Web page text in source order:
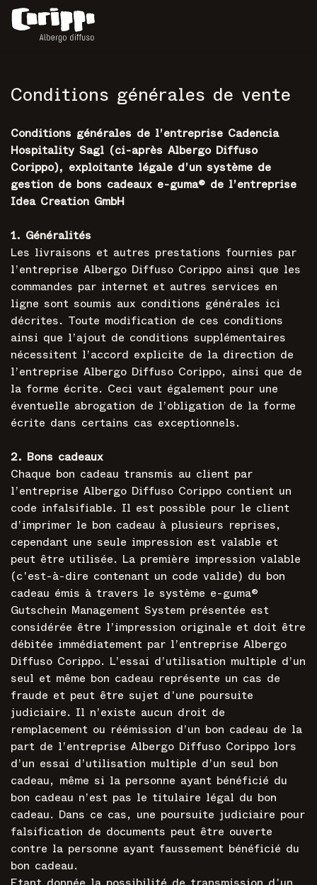
Conditions générales de vente
Conditions générales de l’entreprise Cadencia
Hospitality Sagl (ci-après Albergo Diffuso
Corippo), exploitante légale d’un système de
gestion de bons cadeaux e-guma® de l’entreprise
Idea Creation GmbH
1. Généralités
Les livraisons et autres prestations fournies par
l’entreprise Albergo Diffuso Corippo ainsi que les
commandes par internet et autres services en
ligne sont soumis aux conditions générales ici
décrites. Toute modification de ces conditions
ainsi que l’ajout de conditions supplémentaires
nécessitent l’accord explicite de la direction de
l’entreprise Albergo Diffuso Corippo, ainsi que de
la forme écrite. Ceci vaut également pour une
éventuelle abrogation de l’obligation de la forme
écrite dans certains cas exceptionnels.
2. Bons cadeaux
Chaque bon cadeau transmis au client par
l’entreprise Albergo Diffuso Corippo contient un
code infalsifiable. Il est possible pour le client
d’imprimer le bon cadeau à plusieurs reprises,
cependant une seule impression est valable et
peut être utilisée. La première impression valable
(c'est-à-dire contenant un code valide) du bon
cadeau émis à travers le système e-guma®
Gutschein Management System présentée est
considérée être l’impression originale et doit être
débitée immédiatement par l’entreprise Albergo
Diffuso Corippo. L’essai d’utilisation multiple d’un
seul et même bon cadeau représente un cas de
fraude et peut être sujet d'une poursuite
judiciaire. Il n’existe aucun droit de
remplacement ou réémission d’un bon cadeau de la
part de l’entreprise Albergo Diffuso Corippo lors
d’un essai d’utilisation multiple d’un seul bon
cadeau, même si la personne ayant bénéficié du
bon cadeau n’est pas le titulaire légal du bon
cadeau. Dans ce cas, une poursuite judiciaire pour
falsification de documents peut être ouverte
contre la personne ayant faussement bénéficié du
bon cadeau.